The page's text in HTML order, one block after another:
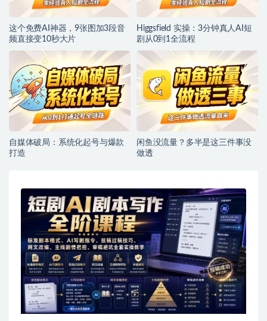
这个免费AI神器，9张图加3段音
频直接变10秒大片
Higgsfield 实操：3分钟真人AI短
剧从0到1全流程
自媒体破局：系统化起号与爆款
打造
闲鱼没流量？多半是这三件事没
做透